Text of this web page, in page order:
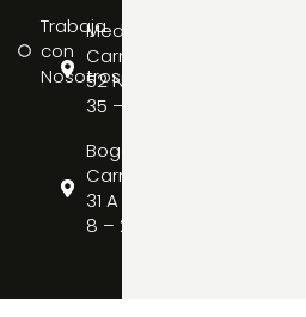
Trabaja
con
Nosotros
Medellín:
Carrera
52 No.
35 – 33
Bogotá:
Carrera
31 A No.
8 – 22